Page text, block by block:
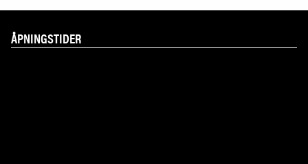
ÅPNINGSTIDER